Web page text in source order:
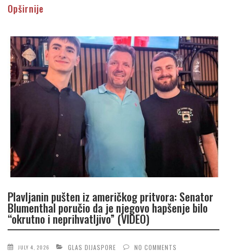
Opširnije
Plavljanin pušten iz američkog pritvora: Senator
Blumenthal poručio da je njegovo hapšenje bilo
“okrutno i neprihvatljivo” (VIDEO)
JULY 4, 2026 GLAS DIJASPORE NO COMMENTS